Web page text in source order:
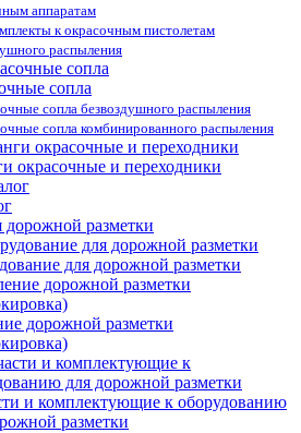
аппаратам
к окрасочным пистолетам
распыления
сопла
сопла безвоздушного распыления
сопла комбинированного распыления
окрасочные и переходники
дорожной разметки
для дорожной разметки
дорожной разметки
и комплектующие к оборудованию
разметки